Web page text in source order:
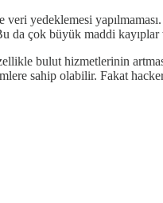
veri yedeklemesi
çok büyük maddi kayıplar
bulut hizmetlerinin
sahip olabilir. Fakat